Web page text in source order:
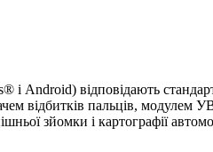
Android) відповідають
відбитків пальців, модулем
зйомки і картографії